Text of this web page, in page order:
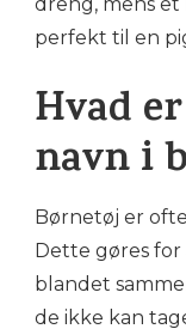
dreng, mens
perfekt til en
Hvad
navn i
Børnetøj er
Dette gøres
blandet
de ikke kan